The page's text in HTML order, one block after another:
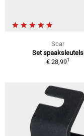
Scar
Set spaaksleutels
€ 28,991